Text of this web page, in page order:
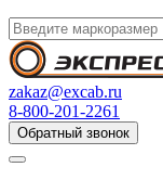
zakaz@excab.ru
8-800-201-2261
Обратный звонок